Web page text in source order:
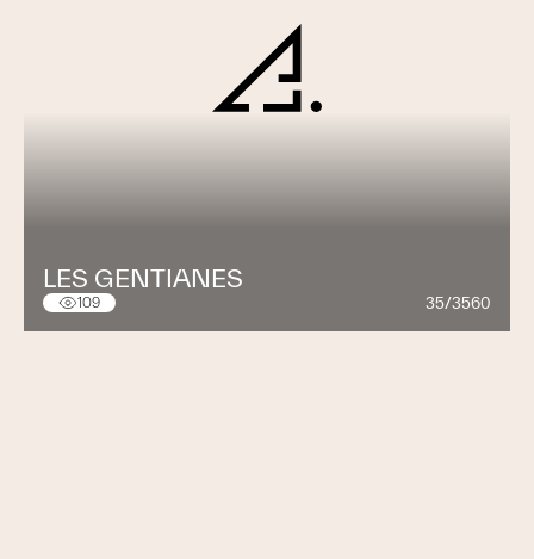
LES GENTIANES
109 35/3560